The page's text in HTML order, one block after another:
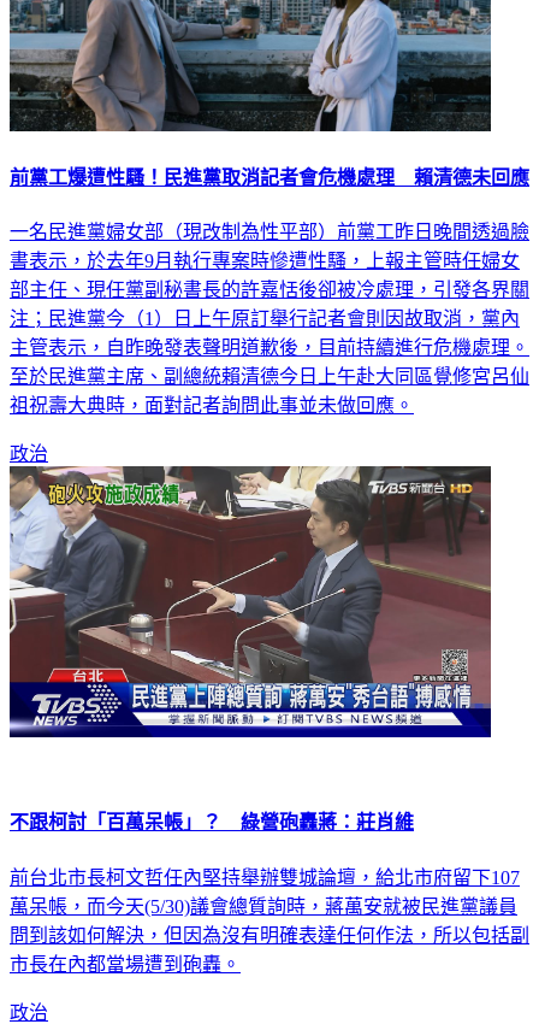
前黨工爆遭性騷！民進黨取消記者會危機處理 賴清德未回應
一名民進黨婦女部（現改制為性平部）前黨工昨日晚間透過臉
書表示，於去年9月執行專案時慘遭性騷，上報主管時任婦女
部主任、現任黨副秘書長的許嘉恬後卻被冷處理，引發各界關
注；民進黨今（1）日上午原訂舉行記者會則因故取消，黨內
主管表示，自昨晚發表聲明道歉後，目前持續進行危機處理。
至於民進黨主席、副總統賴清德今日上午赴大同區覺修宮呂仙
祖祝壽大典時，面對記者詢問此事並未做回應。
政治
不跟柯討「百萬呆帳」？ 綠營砲轟蔣：莊肖維
前台北市長柯文哲任內堅持舉辦雙城論壇，給北市府留下107
萬呆帳，而今天(5/30)議會總質詢時，蔣萬安就被民進黨議員
問到該如何解決，但因為沒有明確表達任何作法，所以包括副
市長在內都當場遭到砲轟。
政治